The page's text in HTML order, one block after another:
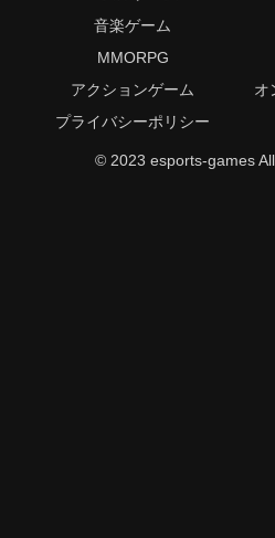
音楽ゲーム
MMORPG
アクションゲーム
オ
プライバシーポリシー
© 2023 esports-games